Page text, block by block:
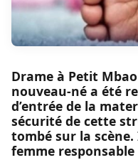
Drame à Petit
nouveau-né a été
d’entrée de la
sécurité de cette
tombé sur la scène.
femme